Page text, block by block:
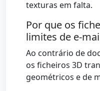
texturas em falta.
Por que os
limites de e-
Ao contrário de
os ficheiros 3D
geométricos e de